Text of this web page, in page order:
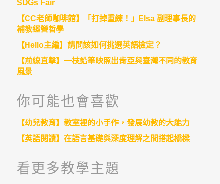
SDGs Fair
【CC老師咖啡館】「打掉重練！」Elsa 副理事長的
補教經營哲學
【Hello主編】請問該如何挑選英語檢定？
【前線直擊】一枝鉛筆映照出肯亞與臺灣不同的教育
風景
你可能也會喜歡
【幼兒教育】教室裡的小手作，發展幼教的大能力
【英語閱讀】在語言基礎與深度理解之間搭起橋樑
看更多教學主題